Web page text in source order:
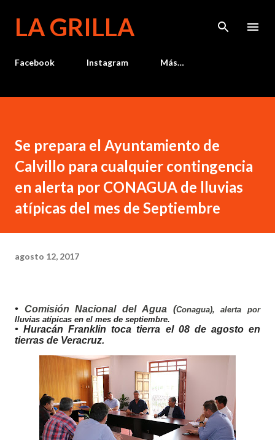
LA GRILLA
Facebook Instagram Más…
Se prepara el Ayuntamiento de
Calvillo para cualquier contingencia
en alerta por CONAGUA de lluvias
atípicas del mes de Septiembre
agosto 12, 2017
• Comisión Nacional del Agua (Conagua), alerta por
lluvias atípicas en el mes de septiembre.
• Huracán Franklin toca tierra el 08 de agosto en
tierras de Veracruz.